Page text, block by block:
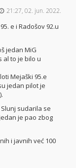
21:27, 02. jun. 2022.
e i Radošov 92.u
jedan MiG
al to je bilo u
Mejaški 95.e
jedan pilot je
sudarila se
je pao zbog
i javnih već 100